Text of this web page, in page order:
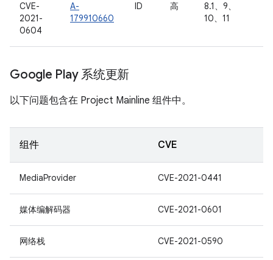
CVE-
2021-
0604
A-
179910660
ID 高
8.1、9、
10、11
Google Play 系统更新
以下问题包含在 Project Mainline 组件中。
组件 CVE
MediaProvider CVE-2021-0441
媒体编解码器 CVE-2021-0601
网络栈 CVE-2021-0590